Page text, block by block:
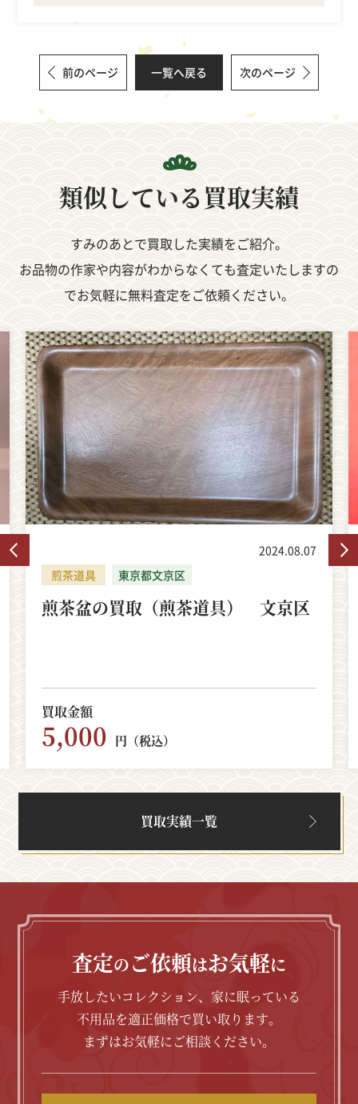
前のページ 一覧へ戻る 次のページ
類似している買取実績
すみのあとで買取した実績をご紹介。
お品物の作家や内容がわからなくても査定いたしますの
でお気軽に無料査定をご依頼ください。
2024.08.07
煎茶道具
東京都文京区
煎茶盆の買取（煎茶道具） 文京区
買取金額
5,000 円（税込）
買取実績一覧
査定のご依頼はお気軽に
手放したいコレクション、家に眠っている
不用品を適正価格で買い取ります。
まずはお気軽にご相談ください。